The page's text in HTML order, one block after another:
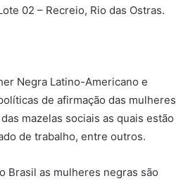
02 – Recreio, Rio das Ostras.
Negra Latino-Americano e
de afirmação das mulheres
mazelas sociais as quais estão
de trabalho, entre outros.
Brasil as mulheres negras são